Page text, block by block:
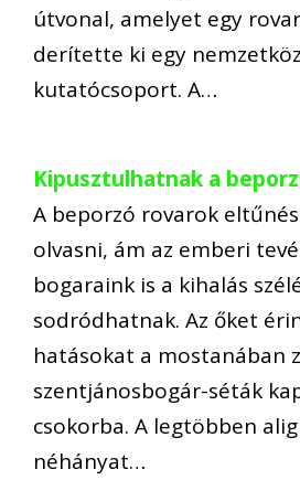
útvonal, amelyet egy
derítette ki egy
kutatócsoport. A…
Kipusztulhatnak a
A beporzó rovarok
olvasni, ám az emberi
bogaraink is a kihalás
sodródhatnak. Az őket
hatásokat a mostanában
szentjánosbogár-séták
csokorba. A legtöbben
néhányat…